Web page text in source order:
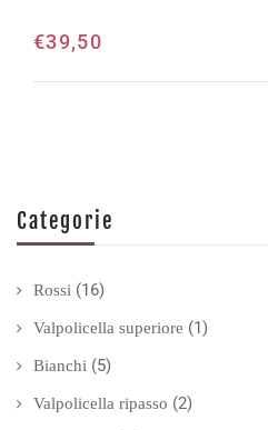
Categorie
Rossi (16)
Valpolicella superiore (1)
Bianchi (5)
Valpolicella ripasso (2)
€39,50